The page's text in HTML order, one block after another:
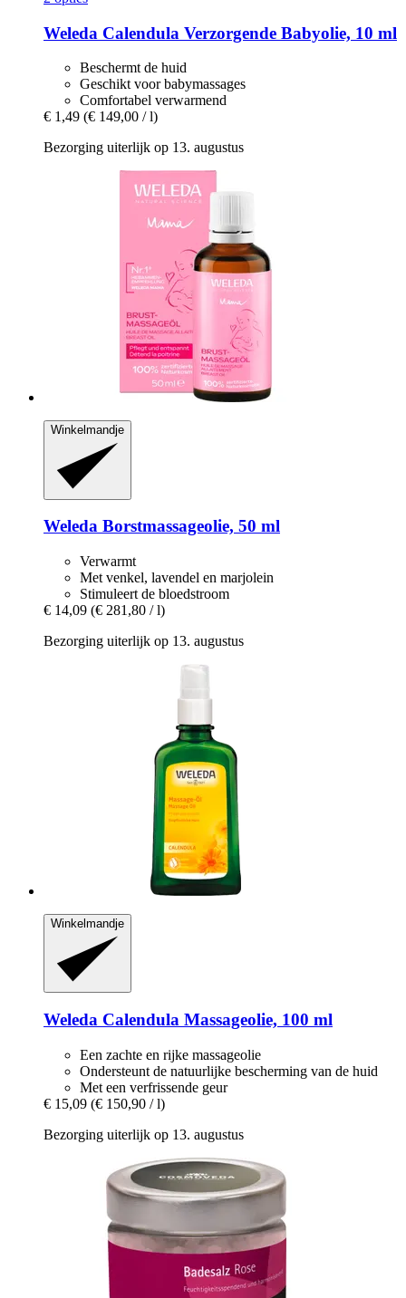
Weleda Calendula Verzorgende Babyolie, 10 ml
Beschermt de huid
Geschikt voor babymassages
Comfortabel verwarmend
€ 1,49 (€ 149,00 / l)
Bezorging uiterlijk op 13. augustus
Winkelmandje
Weleda Borstmassageolie, 50 ml
Verwarmt
Met venkel, lavendel en marjolein
Stimuleert de bloedstroom
€ 14,09 (€ 281,80 / l)
Bezorging uiterlijk op 13. augustus
Winkelmandje
Weleda Calendula Massageolie, 100 ml
Een zachte en rijke massageolie
Ondersteunt de natuurlijke bescherming van de huid
Met een verfrissende geur
€ 15,09 (€ 150,90 / l)
Bezorging uiterlijk op 13. augustus